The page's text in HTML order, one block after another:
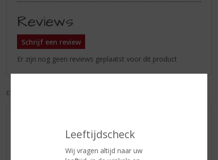
Leeftijdscheck
Wij vragen altijd naar uw
Reviews
Schrijf een review
Er zijn nog geen reviews geplaatst voor dit product
EXCL. BTW
WIJN VAN DE MAAND
WHISKY VAN DE MAAND